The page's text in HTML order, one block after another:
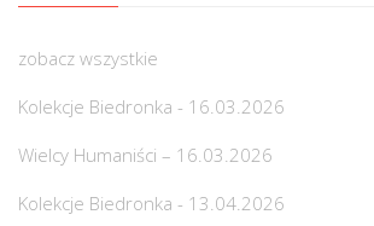
zobacz wszystkie
Kolekcje Biedronka - 16.03.2026
Wielcy Humaniści – 16.03.2026
Kolekcje Biedronka - 13.04.2026